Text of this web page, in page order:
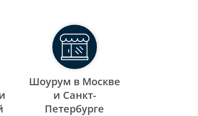
Шоурум в Москве
и Санкт-
Петербурге